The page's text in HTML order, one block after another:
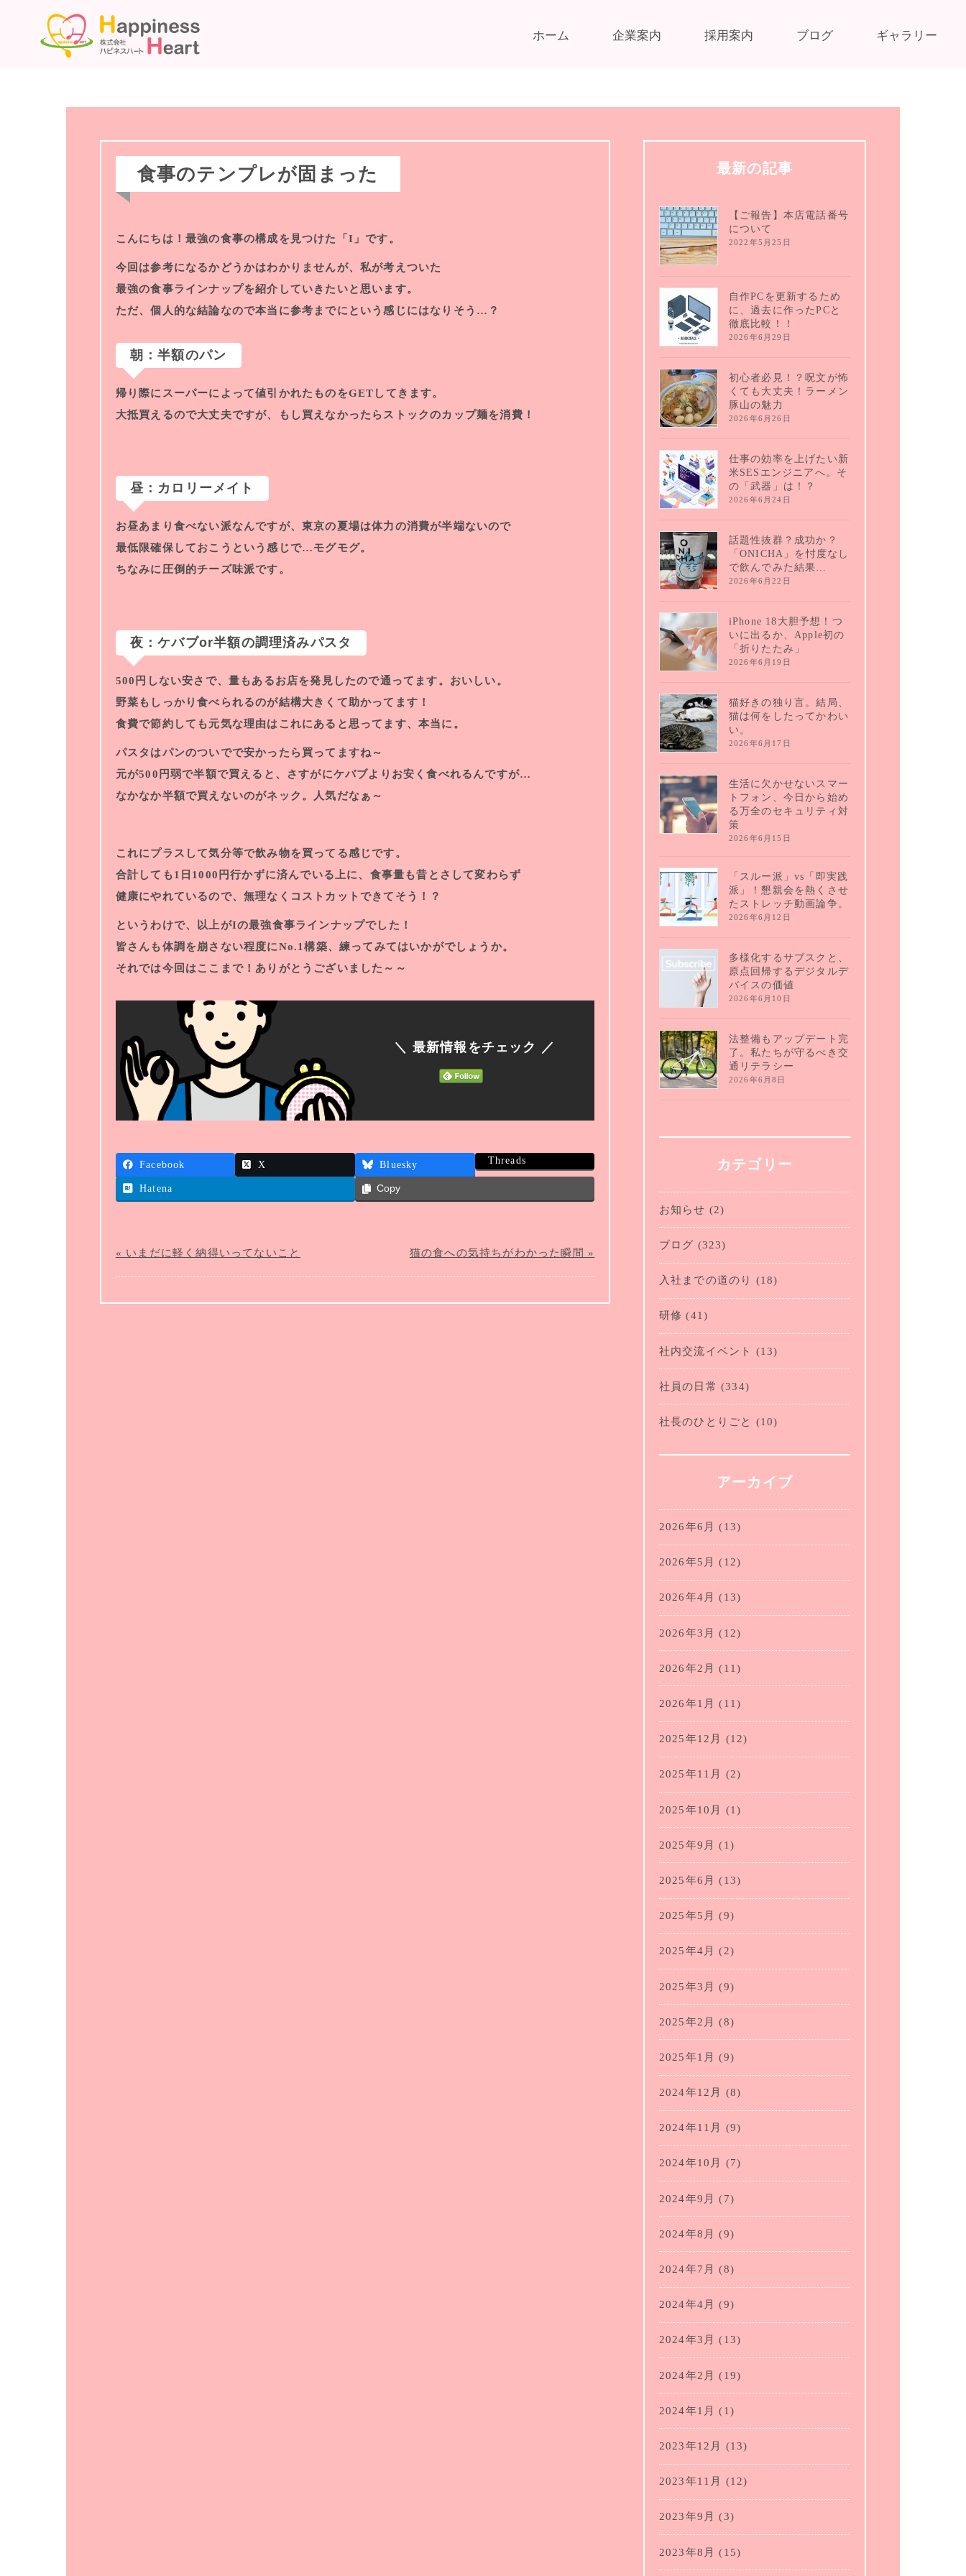
ホーム 企業案内 採用案内 ブログ ギャラリー
食事のテンプレが固まった
こんにちは！最強の食事の構成を見つけた「I」です。
今回は参考になるかどうかはわかりませんが、私が考えついた
最強の食事ラインナップを紹介していきたいと思います。
ただ、個人的な結論なので本当に参考までにという感じにはなりそう…？
朝：半額のパン
帰り際にスーパーによって値引かれたものをGETしてきます。
大抵買えるので大丈夫ですが、もし買えなかったらストックのカップ麺を消費！
昼：カロリーメイト
お昼あまり食べない派なんですが、東京の夏場は体力の消費が半端ないので
最低限確保しておこうという感じで…モグモグ。
ちなみに圧倒的チーズ味派です。
夜：ケバブor半額の調理済みパスタ
500円しない安さで、量もあるお店を発見したので通ってます。おいしい。
野菜もしっかり食べられるのが結構大きくて助かってます！
食費で節約しても元気な理由はこれにあると思ってます、本当に。
パスタはパンのついでで安かったら買ってますね～
元が500円弱で半額で買えると、さすがにケバブよりお安く食べれるんですが…
なかなか半額で買えないのがネック。人気だなぁ～
これにプラスして気分等で飲み物を買ってる感じです。
合計しても1日1000円行かずに済んでいる上に、食事量も昔とさして変わらず
健康にやれているので、無理なくコストカットできてそう！？
というわけで、以上がIの最強食事ラインナップでした！
皆さんも体調を崩さない程度にNo.1構築、練ってみてはいかがでしょうか。
それでは今回はここまで！ありがとうございました～～
＼ 最新情報をチェック ／
Facebook X Bluesky Threads
Hatena Copy
« いまだに軽く納得いってないこと 猫の食への気持ちがわかった瞬間 »
最新の記事
【ご報告】本店電話番号
について
2022年5月25日
自作PCを更新するため
に、過去に作ったPCと
徹底比較！！
2026年6月29日
初心者必見！？呪文が怖
くても大丈夫！ラーメン
豚山の魅力
2026年6月26日
仕事の効率を上げたい新
米SESエンジニアへ。そ
の「武器」は！？
2026年6月24日
話題性抜群？成功か？
「ONICHA」を忖度なし
で飲んでみた結果…
2026年6月22日
iPhone 18大胆予想！つ
いに出るか、Apple初の
「折りたたみ」
2026年6月19日
猫好きの独り言。結局、
猫は何をしたってかわい
い。
2026年6月17日
生活に欠かせないスマー
トフォン、今日から始め
る万全のセキュリティ対
策
2026年6月15日
「スルー派」vs「即実践
派」！懇親会を熱くさせ
たストレッチ動画論争。
2026年6月12日
多様化するサブスクと、
原点回帰するデジタルデ
バイスの価値
2026年6月10日
法整備もアップデート完
了。私たちが守るべき交
通リテラシー
2026年6月8日
カテゴリー
お知らせ (2)
ブログ (323)
入社までの道のり (18)
研修 (41)
社内交流イベント (13)
社員の日常 (334)
社長のひとりごと (10)
アーカイブ
2026年6月 (13)
2026年5月 (12)
2026年4月 (13)
2026年3月 (12)
2026年2月 (11)
2026年1月 (11)
2025年12月 (12)
2025年11月 (2)
2025年10月 (1)
2025年9月 (1)
2025年6月 (13)
2025年5月 (9)
2025年4月 (2)
2025年3月 (9)
2025年2月 (8)
2025年1月 (9)
2024年12月 (8)
2024年11月 (9)
2024年10月 (7)
2024年9月 (7)
2024年8月 (9)
2024年7月 (8)
2024年4月 (9)
2024年3月 (13)
2024年2月 (19)
2024年1月 (1)
2023年12月 (13)
2023年11月 (12)
2023年9月 (3)
2023年8月 (15)